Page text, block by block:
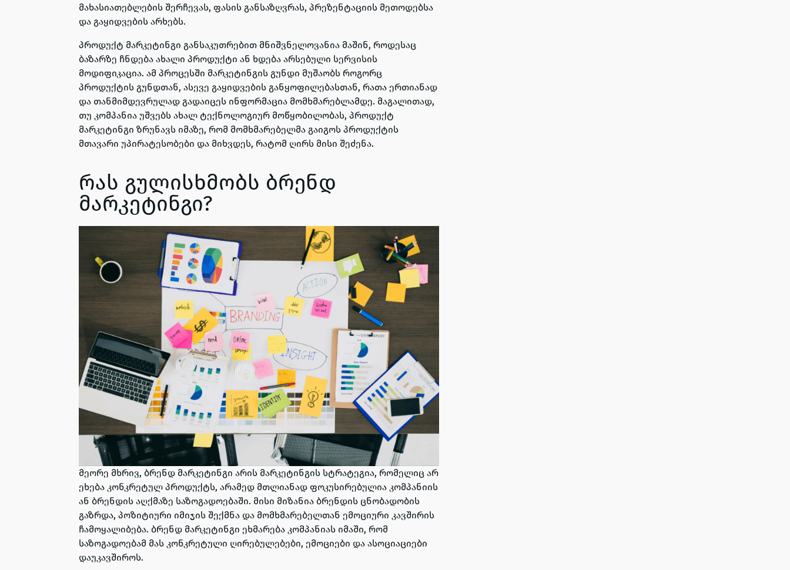
მახასიათებლების შერჩევას, ფასის განსაზღვრას, პრეზენტაციის მეთოდებსა
და გაყიდვების არხებს.
პროდუქტ მარკეტინგი განსაკუთრებით მნიშვნელოვანია მაშინ, როდესაც
ბაზარზე ჩნდება ახალი პროდუქტი ან ხდება არსებული სერვისის
მოდიფიკაცია. ამ პროცესში მარკეტინგის გუნდი მუშაობს როგორც
პროდუქტის გუნდთან, ასევე გაყიდვების განყოფილებასთან, რათა ერთიანად
და თანმიმდევრულად გადაიცეს ინფორმაცია მომხმარებლამდე. მაგალითად,
თუ კომპანია უშვებს ახალ ტექნოლოგიურ მოწყობილობას, პროდუქტ
მარკეტინგი ზრუნავს იმაზე, რომ მომხმარებელმა გაიგოს პროდუქტის
მთავარი უპირატესობები და მიხვდეს, რატომ ღირს მისი შეძენა.
რას გულისხმობს ბრენდ
მარკეტინგი?
მეორე მხრივ, ბრენდ მარკეტინგი არის მარკეტინგის სტრატეგია, რომელიც არ
ეხება კონკრეტულ პროდუქტს, არამედ მთლიანად ფოკუსირებულია კომპანიის
ან ბრენდის აღქმაზე საზოგადოებაში. მისი მიზანია ბრენდის ცნობადობის
გაზრდა, პოზიტიური იმიჯის შექმნა და მომხმარებელთან ემოციური კავშირის
ჩამოყალიბება. ბრენდ მარკეტინგი ეხმარება კომპანიას იმაში, რომ
საზოგადოებამ მას კონკრეტული ღირებულებები, ემოციები და ასოციაციები
დაუკავშიროს.